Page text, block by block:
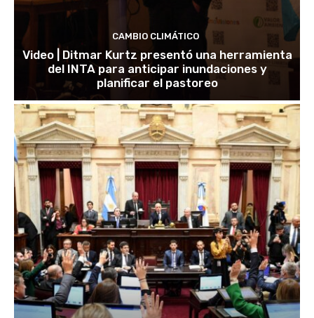
CAMBIO CLIMÁTICO
Video | Ditmar Kurtz presentó una herramienta
del INTA para anticipar inundaciones y
planificar el pastoreo